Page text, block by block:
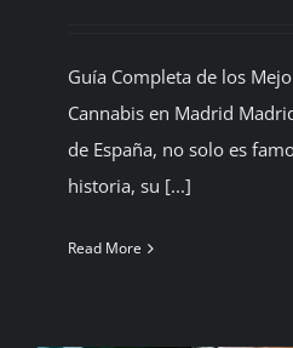
Guía Completa de los
Cannabis en Madrid
de España, no solo es
historia, su [...]
Read More